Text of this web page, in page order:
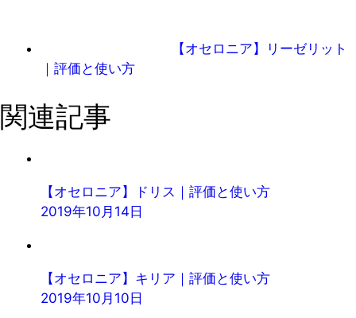
【オセロニア】リーゼリット
｜評価と使い方
関連記事
【オセロニア】ドリス｜評価と使い方
2019年10月14日
【オセロニア】キリア｜評価と使い方
2019年10月10日